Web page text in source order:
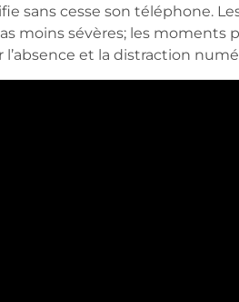
sans cesse son téléphone.
moins sévères; les moments
et la distraction